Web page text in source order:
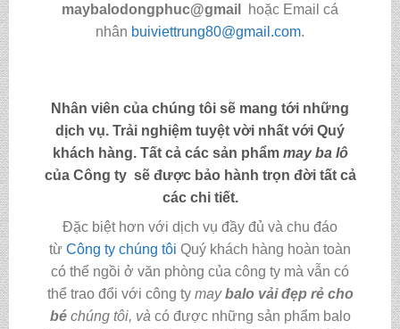
maybalodongphuc@gmail
hoặc Email cá
nhân buiviettrung80@gmail.com.
Nhân viên của chúng tôi sẽ mang tới những
dịch vụ. Trải nghiệm tuyệt vời nhất với Quý
khách hàng. Tất cả các sản phẩm mayba lô
của Công ty sẽ được bảo hành trọn đời tất cả
các chi tiết.
Đặc biệt hơn với dịch vụ đầy đủ và chu đáo
từ Công ty chúng tôi Quý khách hàng hoàn toàn
có thể ngồi ở văn phòng của công ty mà vẫn có
thể trao đổi với công tymaybalo vải đẹp rẻ cho
bé chúng tôi, và có được những sản phẩm balo